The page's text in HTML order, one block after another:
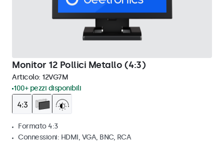
Monitor 12 Pollici Metallo (4:3)
Articolo: 12VG7M
100+ pezzi disponibili
Formato 4:3
Connessioni: HDMI, VGA, BNC, RCA